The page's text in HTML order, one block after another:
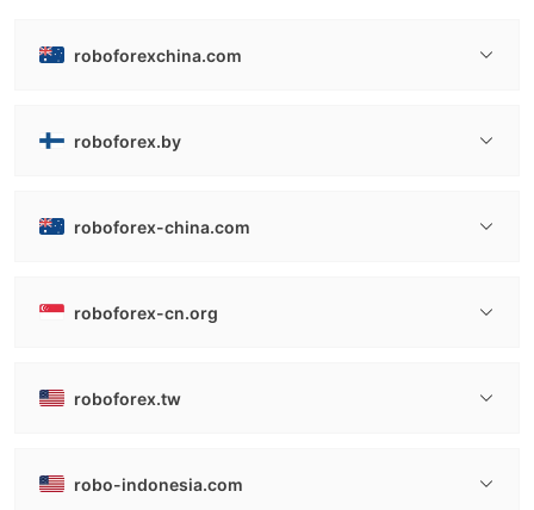
roboforexchina.com
roboforex.by
roboforex-china.com
roboforex-cn.org
roboforex.tw
robo-indonesia.com